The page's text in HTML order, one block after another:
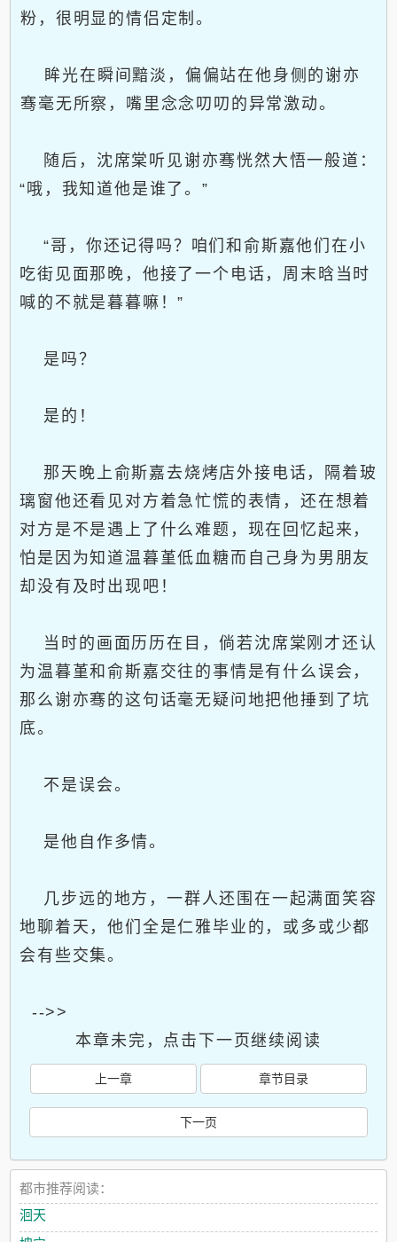
粉，很明显的情侣定制。
眸光在瞬间黯淡，偏偏站在他身侧的谢亦
骞毫无所察，嘴里念念叨叨的异常激动。
随后，沈席棠听见谢亦骞恍然大悟一般道：
“哦，我知道他是谁了。”
“哥，你还记得吗？咱们和俞斯嘉他们在小
吃街见面那晚，他接了一个电话，周末晗当时
喊的不就是暮暮嘛！”
是吗？
是的！
那天晚上俞斯嘉去烧烤店外接电话，隔着玻
璃窗他还看见对方着急忙慌的表情，还在想着
对方是不是遇上了什么难题，现在回忆起来，
怕是因为知道温暮堇低血糖而自己身为男朋友
却没有及时出现吧！
当时的画面历历在目，倘若沈席棠刚才还认
为温暮堇和俞斯嘉交往的事情是有什么误会，
那么谢亦骞的这句话毫无疑问地把他捶到了坑
底。
不是误会。
是他自作多情。
几步远的地方，一群人还围在一起满面笑容
地聊着天，他们全是仁雅毕业的，或多或少都
会有些交集。
-->>
本章未完，点击下一页继续阅读
上一章 章节目录
下一页
都市推荐阅读：
洄天